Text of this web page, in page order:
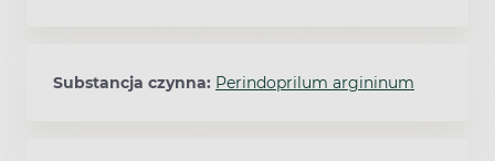
Substancja czynna: Perindoprilum argininum